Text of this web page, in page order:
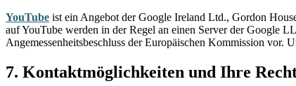
YouTube ist ein Angebot der Google Ireland Ltd., Gordon
auf YouTube werden in der Regel an einen Server der Google
Angemessenheitsbeschluss der Europäischen Kommission vor.
7. Kontaktmöglichkeiten und Ihre